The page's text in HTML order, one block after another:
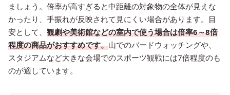
ましょう。倍率が高すぎると中距離の対象物の全体が見えな
かったり、手振れが反映されて見にくい場合があります。目
安として、 観劇や美術館などの室内で使う場合は倍率6～8倍
程度の商品がおすすめです。山でのバードウォッチングや、
スタジアムなど大きな会場でのスポーツ観戦には7倍程度のも
のが適しています。